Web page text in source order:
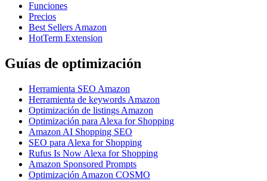
Funciones
Precios
Best Sellers Amazon
HotTerm Extension
Guías de optimización
Herramienta SEO Amazon
Herramienta de keywords Amazon
Optimización de listings Amazon
Optimización para Alexa for Shopping
Amazon AI Shopping SEO
SEO para Alexa for Shopping
Rufus Is Now Alexa for Shopping
Amazon Sponsored Prompts
Optimización Amazon COSMO